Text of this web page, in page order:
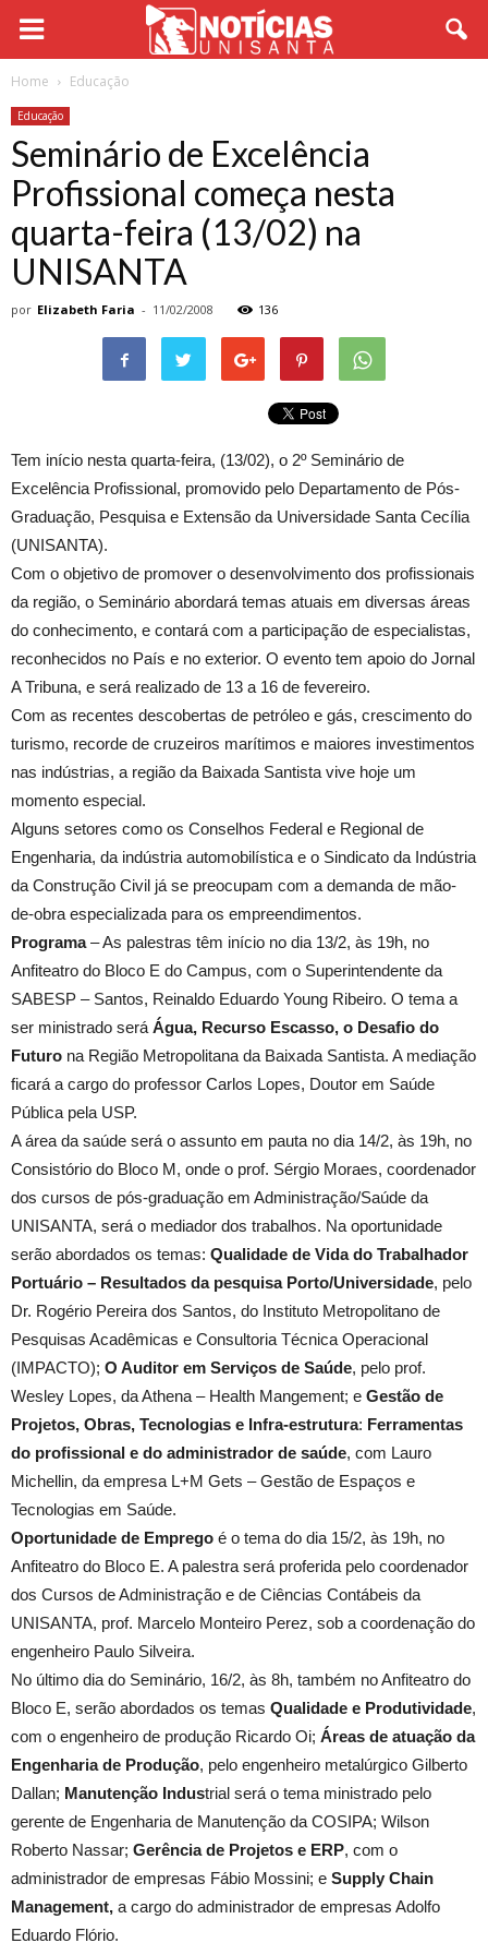
Home Educação
Educação
Seminário de Excelência
Profissional começa nesta
quarta-feira (13/02) na
UNISANTA
por Elizabeth Faria - 11/02/2008 136
Tem início nesta quarta-feira, (13/02), o 2º Seminário de
Excelência Profissional, promovido pelo Departamento de Pós-
Graduação, Pesquisa e Extensão da Universidade Santa Cecília
(UNISANTA).
Com o objetivo de promover o desenvolvimento dos profissionais
da região, o Seminário abordará temas atuais em diversas áreas
do conhecimento, e contará com a participação de especialistas,
reconhecidos no País e no exterior. O evento tem apoio do Jornal
A Tribuna, e será realizado de 13 a 16 de fevereiro.
Com as recentes descobertas de petróleo e gás, crescimento do
turismo, recorde de cruzeiros marítimos e maiores investimentos
nas indústrias, a região da Baixada Santista vive hoje um
momento especial.
Alguns setores como os Conselhos Federal e Regional de
Engenharia, da indústria automobilística e o Sindicato da Indústria
da Construção Civil já se preocupam com a demanda de mão-
de-obra especializada para os empreendimentos.
Programa– As palestras têm início no dia 13/2, às 19h, no
Anfiteatro do Bloco E do Campus, com o Superintendente da
SABESP – Santos, Reinaldo Eduardo Young Ribeiro. O tema a
ser ministrado será Água, Recurso Escasso, o Desafio do
Futuro na Região Metropolitana da Baixada Santista. A mediação
ficará a cargo do professor Carlos Lopes, Doutor em Saúde
Pública pela USP.
A área da saúde será o assunto em pauta no dia 14/2, às 19h, no
Consistório do Bloco M, onde o prof. Sérgio Moraes, coordenador
dos cursos de pós-graduação em Administração/Saúde da
UNISANTA, será o mediador dos trabalhos. Na oportunidade
serão abordados os temas: Qualidade de Vida do Trabalhador
Portuário – Resultados da pesquisa Porto/Universidade, pelo
Dr. Rogério Pereira dos Santos, do Instituto Metropolitano de
Pesquisas Acadêmicas e Consultoria Técnica Operacional
(IMPACTO); O Auditor em Serviços de Saúde, pelo prof.
Wesley Lopes, da Athena – Health Mangement; e Gestão de
Projetos, Obras, Tecnologias e Infra-estrutura: Ferramentas
do profissional e do administrador de saúde, com Lauro
Michellin, da empresa L+M Gets – Gestão de Espaços e
Tecnologias em Saúde.
Oportunidade de Emprego é o tema do dia 15/2, às 19h, no
Anfiteatro do Bloco E. A palestra será proferida pelo coordenador
dos Cursos de Administração e de Ciências Contábeis da
UNISANTA, prof. Marcelo Monteiro Perez, sob a coordenação do
engenheiro Paulo Silveira.
No último dia do Seminário, 16/2, às 8h, também no Anfiteatro do
Bloco E, serão abordados os temas Qualidade e Produtividade,
com o engenheiro de produção Ricardo Oi; Áreas de atuação da
Engenharia de Produção, pelo engenheiro metalúrgico Gilberto
Dallan; Manutenção Industrial será o tema ministrado pelo
gerente de Engenharia de Manutenção da COSIPA; Wilson
Roberto Nassar; Gerência de Projetos e ERP, com o
administrador de empresas Fábio Mossini; e Supply Chain
Management, a cargo do administrador de empresas Adolfo
Eduardo Flório.